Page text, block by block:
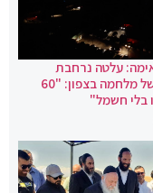
עלטה נרחבת
במקרה של מלחמה בצפון: "60
בלי חשמל"